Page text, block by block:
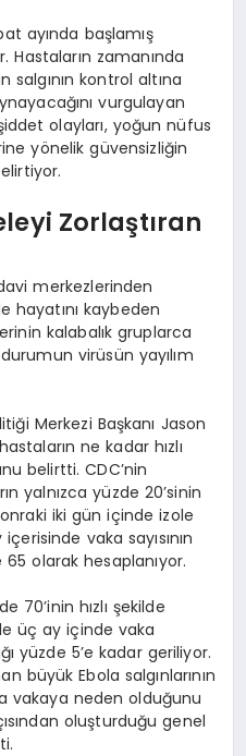
ayında başlamış
zamanında
kontrol altına
vurgulayan
olayları, yoğun nüfus
yönelik güvensizliğin
Zorlaştıran
merkezlerinden
hayatını kaybeden
kalabalık gruplarca
virüsün yayılım
Merkezi Başkanı Jason
ne kadar hızlı
belirtti. CDC’nin
yalnızca yüzde 20’sinin
iki gün içinde izole
vaka sayısının
olarak hesaplanıyor.
70’inin hızlı şekilde
üç ay içinde vaka
yüzde 5’e kadar geriliyor.
büyük Ebola salgınlarının
vakaya neden olduğunu
oluşturduğu genel